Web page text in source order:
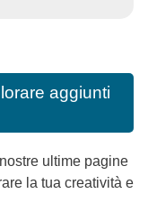
aggiunti
ultime pagine
la tua creatività e